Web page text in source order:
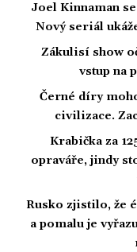
Joel Kinnaman se
Nový seriál
Zákulisí show
vstup na
Černé díry
civilizace.
Krabička za
opraváře, jindy
Rusko zjistilo, že
a pomalu je